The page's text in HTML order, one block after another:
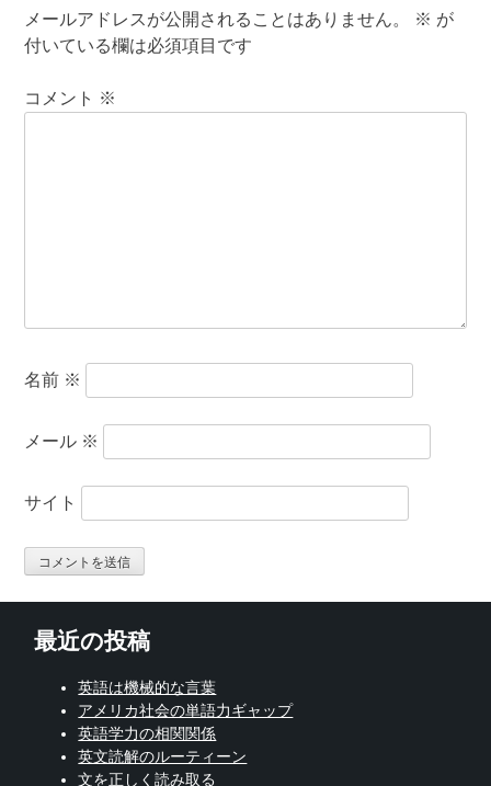
メールアドレスが公開されることはありません。 ※ が
付いている欄は必須項目です
コメント ※
名前 ※
メール ※
サイト
最近の投稿
英語は機械的な言葉
アメリカ社会の単語力ギャップ
英語学力の相関関係
英文読解のルーティーン
文を正しく読み取る